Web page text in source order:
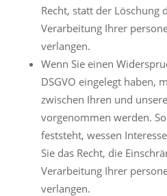
Recht, statt der Löschung
Verarbeitung Ihrer
verlangen.
Wenn Sie einen
DSGVO eingelegt haben,
zwischen Ihren und
vorgenommen werden.
feststeht, wessen
Sie das Recht, die
Verarbeitung Ihrer
verlangen.